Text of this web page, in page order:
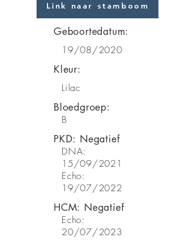
Link naar stamboom
Geboortedatum:
19/08/2020
Kleur:
Lilac
Bloedgroep:
B
PKD: Negatief
DNA:
15/09/2021
Echo:
19/07/2022
HCM: Negatief
Echo:
20/07/2023